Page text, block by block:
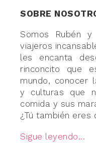
SOBRE
Somos Rubén y
viajeros
les encanta
rinconcito que
mundo, conocer
y culturas que
comida y sus
¿Tú también eres
Sigue leyendo...